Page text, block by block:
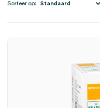
Sorteer op: